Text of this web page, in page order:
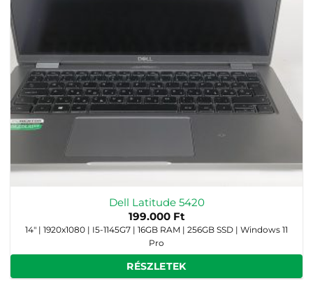
Dell Latitude 5420
199.000 Ft
14" | 1920x1080 | I5-1145G7 | 16GB RAM | 256GB SSD | Windows 11
Pro
RÉSZLETEK